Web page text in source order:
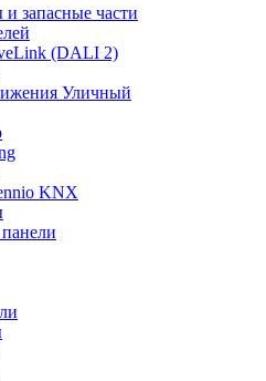
и запасные части
(DALI 2)
Уличный
KNX